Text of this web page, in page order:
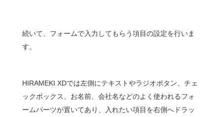
続いて、フォームで入力してもらう項目の設定を行いま
す。
HIRAMEKI XDでは左側にテキストやラジオボタン、チェ
ックボックス、お名前、会社名などのよく使われるフォ
ームパーツが置いてあり、入れたい項目を右側へドラッ